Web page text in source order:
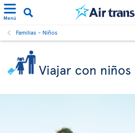
Menú
Familias - Niños
Viajar con niños